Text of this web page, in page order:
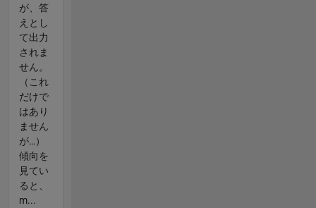
が、答
えとし
て出力
されま
せん。
（これ
だけで
はあり
ません
が…）
傾向を
見てい
ると、
m...